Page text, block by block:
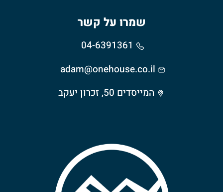
שמרו על קשר
adam@onehouse.co.il
המייסדים 50, זכרון יעקב